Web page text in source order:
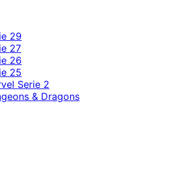
29
27
26
25
Serie 2
& Dragons